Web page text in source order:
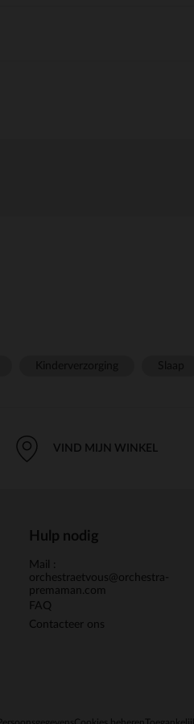
VIND MIJN WINKEL
Hulp nodig
Mail :
orchestraetvous@orchestra-
premaman.com
FAQ
Contacteer ons